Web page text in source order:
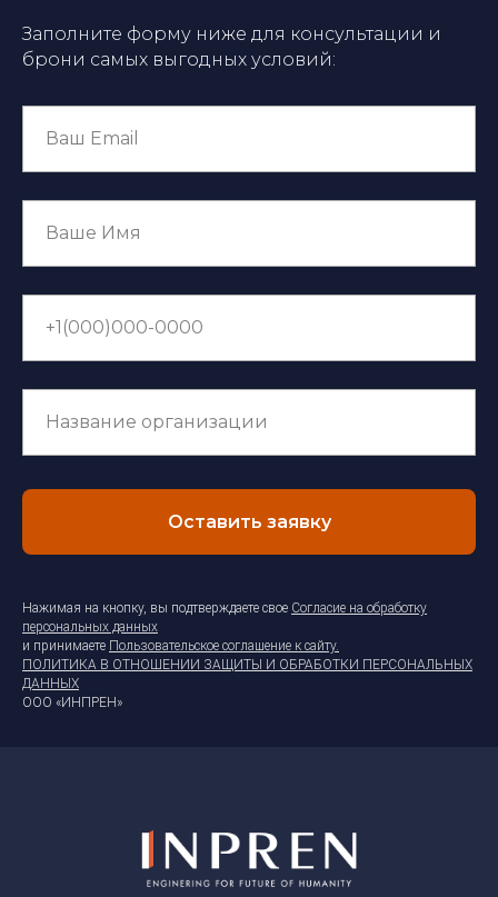
Заполните форму ниже для консультации и
брони самых выгодных условий:
Оставить заявку
Нажимая на кнопку, вы подтверждаете свое Согласие на обработку
персональных данных
и принимаете Пользовательское соглашение к сайту.
ПОЛИТИКА В ОТНОШЕНИИ ЗАЩИТЫ И ОБРАБОТКИ ПЕРСОНАЛЬНЫХ
ДАННЫХ
ООО «ИНПРЕН»